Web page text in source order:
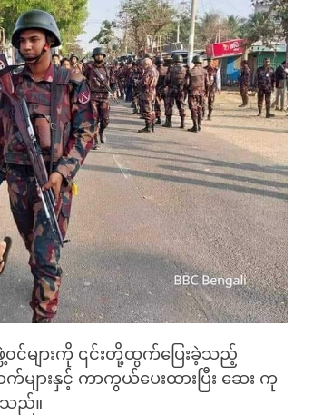
င်များကို ၎င်းတို့ထွက်ပြေးခဲ့သည့်
များနှင့် ကာကွယ်ပေးထားပြီး ဆေး ကု
သည်။